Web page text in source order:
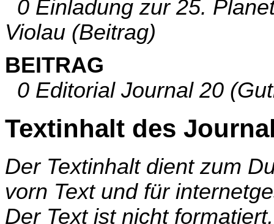
0 Einladung zur 25.
Violau (Beitrag)
BEITRAG
0 Editorial Journal 20
Textinhalt des
Der Textinhalt dient zum
vorn Text und für
Der Text ist nicht